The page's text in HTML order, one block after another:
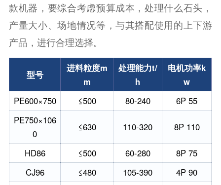
款机器，要综合考虑预算成本，处理什么石头，
产量大小、场地情况等，与其搭配使用的上下游
产品，进行合理选择。
型号
进料粒度m
m
处理能力t/
h
电机功率k
w
PE600×750
≤500 80-240
6P 55
PE750×106
0
≤630 110-320 8P 110
HD86 ≤500 60-280
8P 75
CJ96
≤480 105-390
4P 90